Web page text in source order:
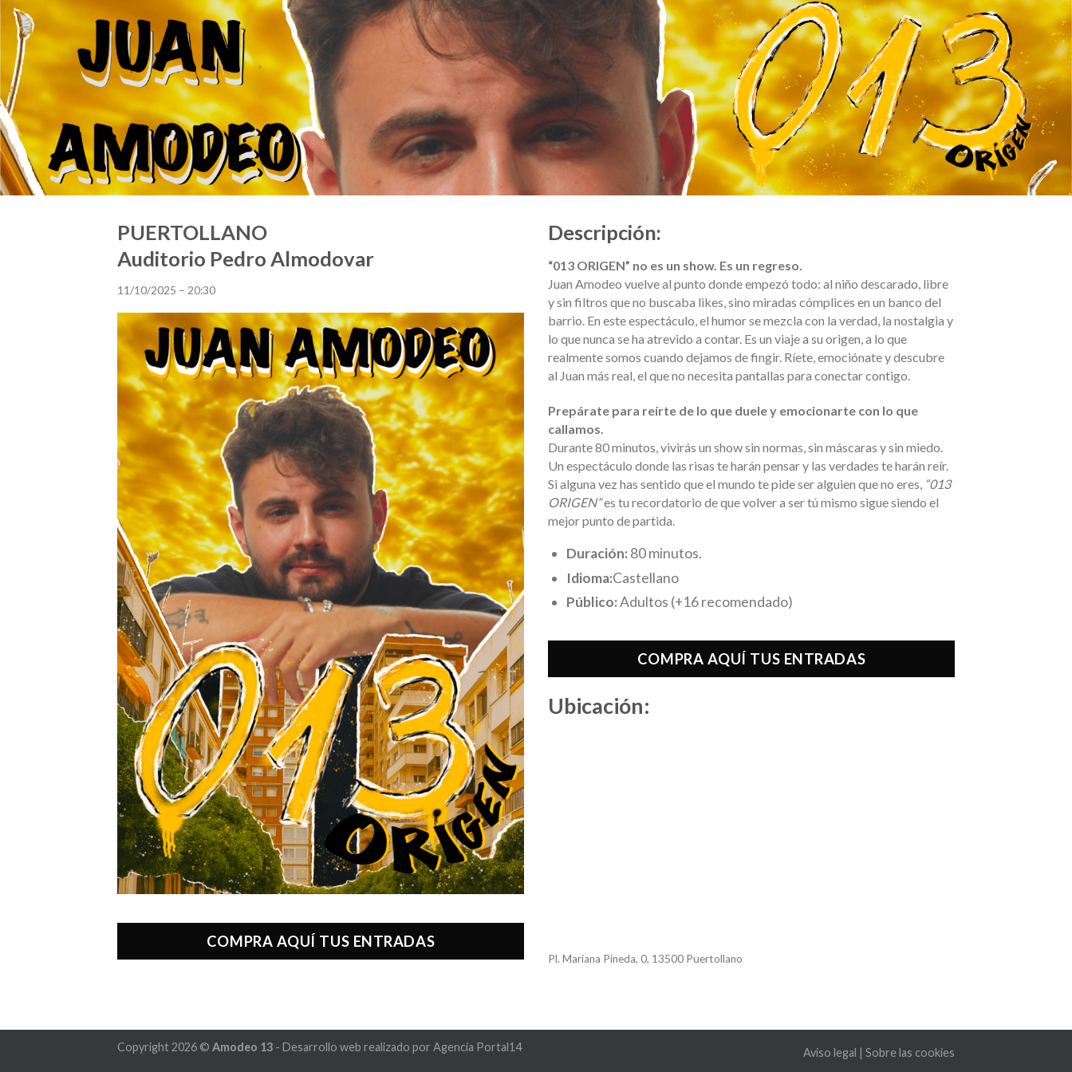
PUERTOLLANO
Auditorio Pedro Almodovar
11/10/2025 – 20:30
COMPRA AQUÍ TUS ENTRADAS
Descripción:
“013 ORIGEN” no es un show. Es un regreso.
Juan Amodeo vuelve al punto donde empezó todo: al niño descarado, libre
y sin filtros que no buscaba likes, sino miradas cómplices en un banco del
barrio. En este espectáculo, el humor se mezcla con la verdad, la nostalgia y
lo que nunca se ha atrevido a contar. Es un viaje a su origen, a lo que
realmente somos cuando dejamos de fingir. Ríete, emociónate y descubre
al Juan más real, el que no necesita pantallas para conectar contigo.
Prepárate para reírte de lo que duele y emocionarte con lo que
callamos.
Durante 80 minutos, vivirás un show sin normas, sin máscaras y sin miedo.
Un espectáculo donde las risas te harán pensar y las verdades te harán reír.
Si alguna vez has sentido que el mundo te pide ser alguien que no eres, “013
ORIGEN”es tu recordatorio de que volver a ser tú mismo sigue siendo el
mejor punto de partida.
Duración:80 minutos.
Idioma:Castellano
Público:Adultos (+16 recomendado)
COMPRA AQUÍ TUS ENTRADAS
Ubicación:
Pl. Mariana Pineda, 0, 13500 Puertollano
Aviso legal | Sobre las cookies
Copyright 2026 © Amodeo 13 - Desarrollo web realizado por Agencia Portal14